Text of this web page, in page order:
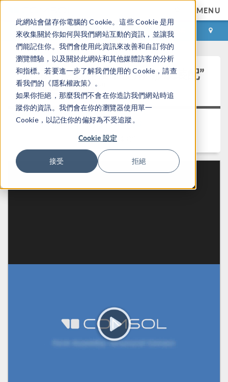
此網站會儲存你電腦的 Cookie。這些 Cookie 是用
來收集關於你如何與我們網站互動的資訊，並讓我
們能記住你。我們會使用此資訊來改善和自訂你的
瀏覽體驗，以及關於此網站和其他媒體訪客的分析
和指標。若要進一步了解我們使用的 Cookie，請查
看我們的《隱私權政策》。
如果你拒絕，那麼我們不會在你造訪我們網站時追
蹤你的資訊。我們會在你的瀏覽器使用單一
Cookie，以記住你的偏好為不受追蹤。
Cookie 設定
接受 拒絕
MENU
登录 咨询与购买
在结构接触建模中使用“形成装配”
来创建“接触对”
返回视频中心
时长： 4:00